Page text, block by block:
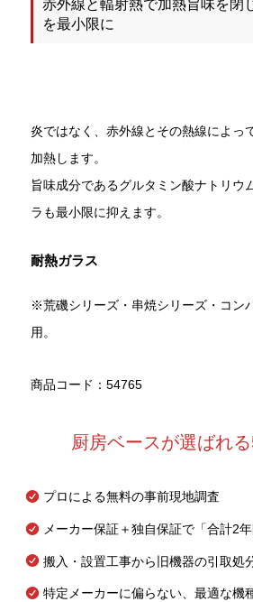
赤外線と輻射熱で加熱旨味を閉
を最小限に
炎ではなく、赤外線とその熱線によっ
加熱します。
旨味成分であるグルタミン酸ナトリウ
ラも最小限に抑えます。
耐熱ガラス
※荒磯シリーズ・串焼シリーズ・コン
用。
商品コード：54765
厨房ベースが選ばれ
プロによる無料の事前現地調査
メーカー保証＋独自保証で「合計2年
搬入・設置工事から旧機器の引取処
特定メーカーに偏らない、最適な機